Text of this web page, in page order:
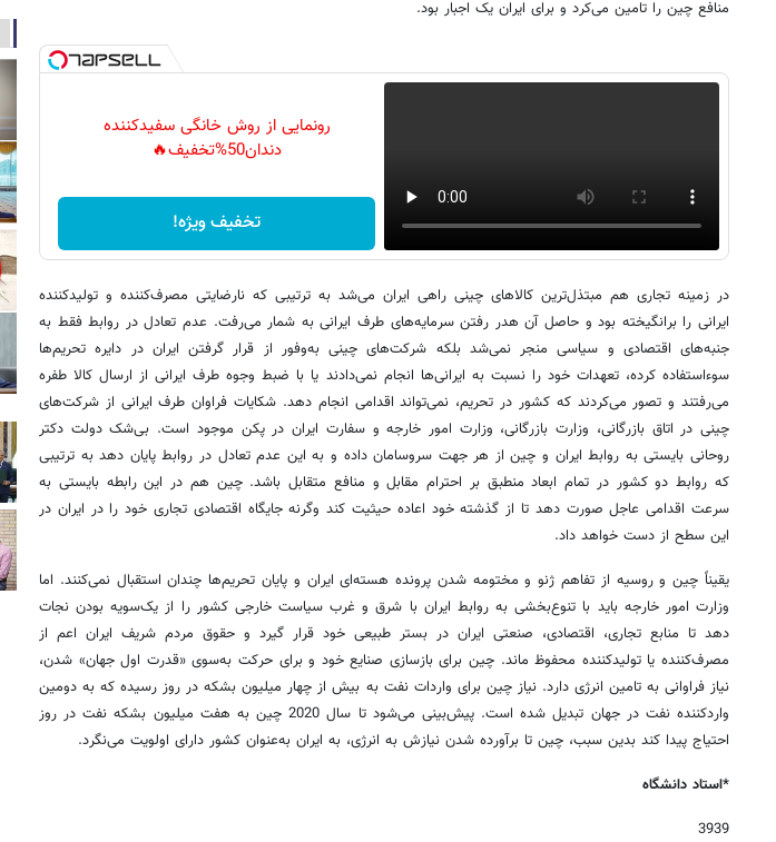
منافع چین را تامین می‌کرد و برای ایران یک اجبار بود.
رونمایی از روش خانگی سفیدکننده
دندان50%تخفیف🔥
تخفیف ویژه!
در زمینه تجاری هم مبتذل‌ترین کالاهای چینی راهی ایران می‌شد به ترتیبی که نارضایتی مصرف‌کننده و تولیدکننده
ایرانی را برانگیخته بود و حاصل آن هدر رفتن سرمایه‌های طرف ایرانی به شمار می‌رفت. عدم تعادل در روابط فقط به
جنبه‌های اقتصادی و سیاسی منجر نمی‌شد بلکه شرکت‌های چینی به‌وفور از قرار گرفتن ایران در دایره تحریم‌ها
سوءاستفاده کرده، تعهدات خود را نسبت به ایرانی‌ها انجام نمی‌دادند یا با ضبط وجوه طرف ایرانی از ارسال کالا طفره
می‌رفتند و تصور می‌کردند که کشور در تحریم، نمی‌تواند اقدامی انجام دهد. شکایات فراوان‌ طرف ایرانی از شرکت‌های
چینی در اتاق بازرگانی، وزارت بازرگانی، وزارت امور خارجه و سفارت ایران در پکن موجود است. بی‌شک دولت دکتر
روحانی بایستی به روابط ایران و چین از هر جهت سروسامان داده و به این عدم تعادل در روابط پایان دهد به ترتیبی
که روابط دو کشور در تمام ابعاد منطبق بر احترام مقابل و منافع متقابل باشد. چین هم در این رابطه بایستی به
سرعت اقدامی عاجل صورت دهد تا از گذشته خود اعاده حیثیت کند وگرنه جایگاه اقتصادی تجاری خود را در ایران در
این سطح از دست خواهد داد.
یقیناً چین و روسیه از تفاهم ژنو و مختومه‌ شدن پرونده هسته‌ای ایران و پایان تحریم‌ها چندان استقبال نمی‌کنند. اما
وزارت امور خارجه باید با تنوع‌بخشی به روابط ایران با شرق و غرب سیاست خارجی کشور را از یک‌سویه بودن نجات
دهد تا منابع تجاری، اقتصادی، صنعتی ایران در بستر طبیعی خود قرار گیرد و حقوق مردم شریف ایران اعم از
مصرف‌کننده یا تولیدکننده محفوظ ماند. چین برای بازسازی صنایع خود و برای حرکت به‌سوی «قدرت اول جهان» شدن،
نیاز فراوانی به تامین انرژی دارد. نیاز چین برای واردات نفت به بیش از چهار میلیون بشکه در روز رسیده که به دومین
واردکننده نفت در جهان تبدیل شده است. پیش‌بینی می‌شود تا سال 2020 چین به هفت میلیون بشکه نفت در روز
احتیاج پیدا کند بدین سبب، چین تا برآورده شدن نیازش به انرژی، به ایران به‌عنوان کشور دارای اولویت می‌نگرد.
*استاد دانشگاه
3939